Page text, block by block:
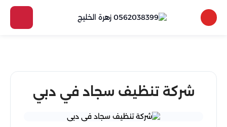
شركة تنظيف سجاد في دبي